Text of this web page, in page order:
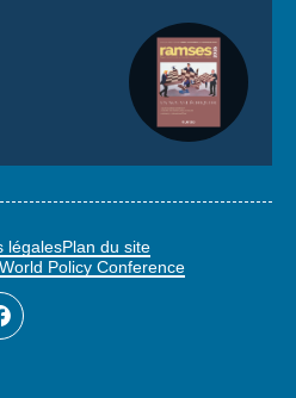
légalesPlan du site
World Policy Conference